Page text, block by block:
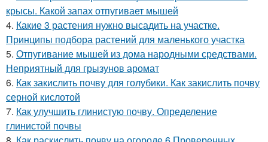
крысы. Какой запах отпугивает мышей
4. Какие 3 растения нужно высадить на участке.
Принципы подбора растений для маленького участка
5. Отпугивание мышей из дома народными средствами.
Неприятный для грызунов аромат
6. Как закислить почву для голубики. Как закислить почву
серной кислотой
7. Как улучшить глинистую почву. Определение
глинистой почвы